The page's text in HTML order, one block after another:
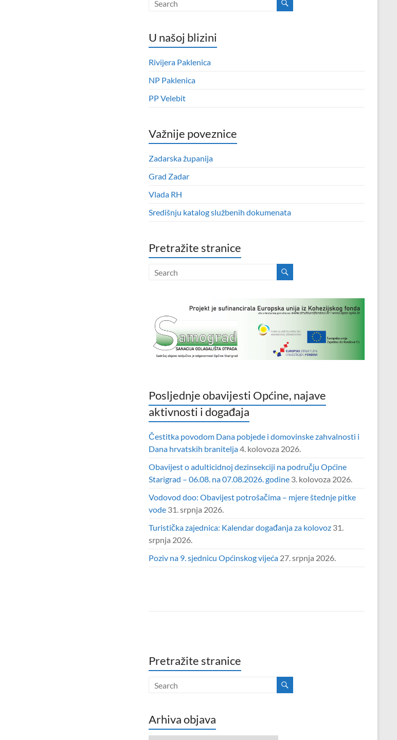
U našoj blizini
Rivijera Paklenica
NP Paklenica
PP Velebit
Važnije poveznice
Zadarska županija
Grad Zadar
Vlada RH
Središnju katalog službenih dokumenata
Pretražite stranice
Posljednje obavijesti Općine, najave
aktivnosti i događaja
Čestitka povodom Dana pobjede i domovinske zahvalnosti i
Dana hrvatskih branitelja4. kolovoza 2026.
Obavijest o adulticidnoj dezinsekciji na području Općine
Starigrad – 06.08. na 07.08.2026. godine 3. kolovoza 2026.
Vodovod doo: Obavijest potrošačima – mjere štednje pitke
vode 31. srpnja 2026.
Turistička zajednica: Kalendar događanja za kolovoz 31.
srpnja 2026.
Poziv na 9. sjednicu Općinskog vijeća 27. srpnja 2026.
Pretražite stranice
Arhiva objava